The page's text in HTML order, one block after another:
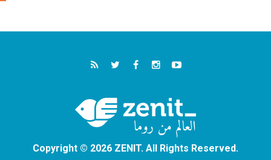
Copyright © 2026 ZENIT. All Rights Reserved.